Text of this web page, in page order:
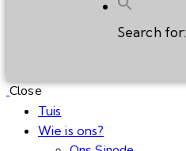
Search for:
Close
Tuis
Wie is ons?